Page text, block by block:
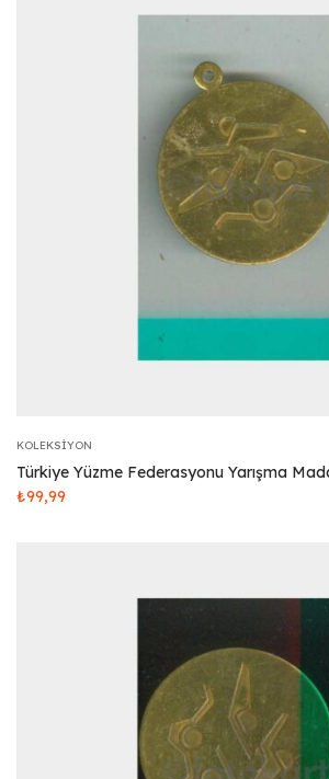
KOLEKSIYON
Türkiye Yüzme Federasyonu Yarışma
₺99,99